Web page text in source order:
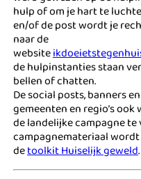
hulp of om je hart te
en/of de post wordt je
naar de
website
de hulpinstanties staan
bellen of chatten.
De social posts, banners
gemeenten en regio’s
de landelijke campagne te
campagnemateriaal
detoolkit Huiselijk geweld.